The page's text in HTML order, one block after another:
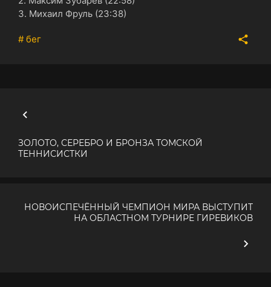
3. Михаил Фруль (23:38)
# бег
ЗОЛОТО, СЕРЕБРО И БРОНЗА ТОМСКОЙ
ТЕННИСИСТКИ
НОВОИСПЕЧЁННЫЙ ЧЕМПИОН МИРА ВЫСТУПИТ
НА ОБЛАСТНОМ ТУРНИРЕ ГИРЕВИКОВ